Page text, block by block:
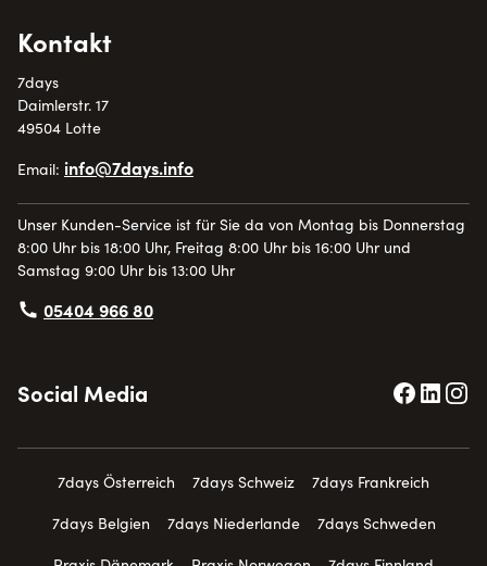
Kontakt
7days
Daimlerstr. 17
49504 Lotte
Email: info@7days.info
Unser Kunden-Service ist für Sie da von Montag bis Donnerstag
8:00 Uhr bis 18:00 Uhr, Freitag 8:00 Uhr bis 16:00 Uhr und
Samstag 9:00 Uhr bis 13:00 Uhr
05404 966 80
Social Media
7days Österreich 7days Schweiz
7days Frankreich
7days Belgien
7days Niederlande
7days Schweden